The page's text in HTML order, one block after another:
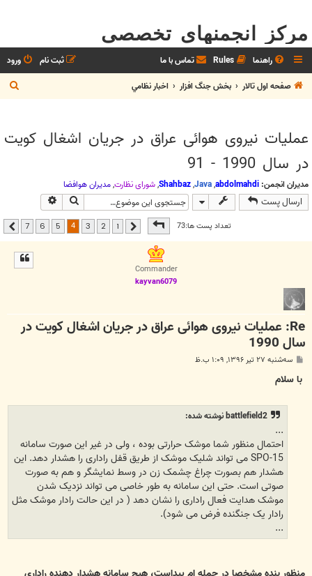
مرکز انجمنهای تخصصی
راهنما Rules تماس با ما ورود
ثبت نام
صفحه اول تالار
بخش جنگ افزار اخبار نظامي
ج
س
جعملیات نیروی هوائی عراق در جریان اشغال کویت
در سال 1990 - 91
مدیران انجمن: abdolmahdi
,
Java
,
Shahbaz
,شوراي نظارت,مديران هوافضا
ارسال پست جستجو
تعداد پست ها:73صفحه از7 قبلی 2
3
4
5
6
7 بعدی
Commander
kayvan6079
Re: عملیات نیروی هوائی عراق در جریان اشغال کویت در
سال 1990
پ
ت
سه‌شنبه ۲۷ تیر ۱۳۹۶, ۱:۰۹ ب.ظ
با سلام
battlefield2 نوشته شده:
...
احتمال منظور شما موشک حرارتی بوده ، ولی در غیر این صورت سامانه
SPO-15 می تواند شلیک موشک از طریق قفل راداری را هشدار دهد. این
هشدار هم بصورت چراغ چشمک زن در وسط نمایشگر و هم به صورت
صوتی است. حتی این سامانه به طور خاصی می تواند نزدیک شدن
موشک هدایت فعال راداری را نشان دهد ( در این حالت رادار موشک مثل
رادار یک جنگنده فرض می شود).
...